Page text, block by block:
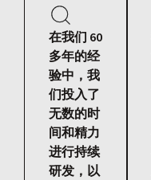
在我们 60
多年的经
验中，我
们投入了
无数的时
间和精力
进行持续
研发，以